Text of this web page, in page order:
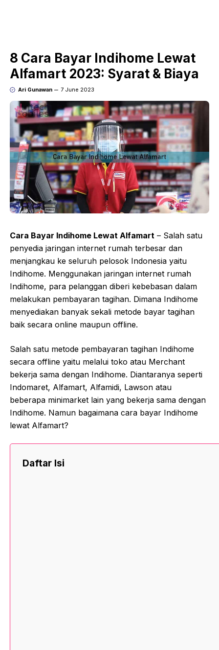
8 Cara Bayar Indihome Lewat
Alfamart 2023: Syarat & Biaya
Ari Gunawan 7 June 2023
Cara Bayar Indihome Lewat Alfamart – Salah satu
penyedia jaringan internet rumah terbesar dan
menjangkau ke seluruh pelosok Indonesia yaitu
Indihome. Menggunakan jaringan internet rumah
Indihome, para pelanggan diberi kebebasan dalam
melakukan pembayaran tagihan. Dimana Indihome
menyediakan banyak sekali metode bayar tagihan
baik secara online maupun offline.
Salah satu metode pembayaran tagihan Indihome
secara offline yaitu melalui toko atau Merchant
bekerja sama dengan Indihome. Diantaranya seperti
Indomaret, Alfamart, Alfamidi, Lawson atau
beberapa minimarket lain yang bekerja sama dengan
Indihome. Namun bagaimana cara bayar Indihome
lewat Alfamart?
Daftar Isi